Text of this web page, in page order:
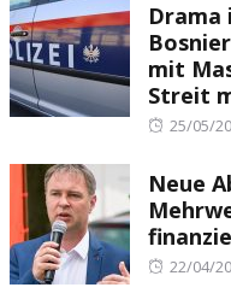
Drama
mit
Streit
Posted
25/05/
Neue
Posted
22/04/